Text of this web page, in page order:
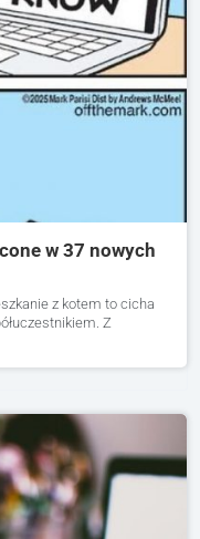
w 37 nowych
z kotem to cicha
Z